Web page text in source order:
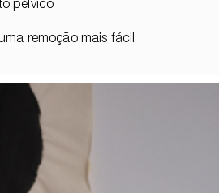
pélvico
remoção mais fácil